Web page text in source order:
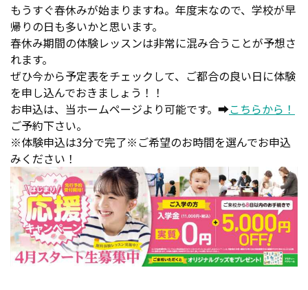
もうすぐ春休みが始まりますね。年度末なので、学校が早
帰りの日も多いかと思います。
春休み期間の体験レッスンは非常に混み合うことが予想さ
れます。
ぜひ今から予定表をチェックして、ご都合の良い日に体験
を申し込んでおきましょう！！
お申込は、当ホームページより可能です。➡こちらから！
ご予約下さい。
※体験申込は3分で完了※ご希望のお時間を選んでお申込
みください！